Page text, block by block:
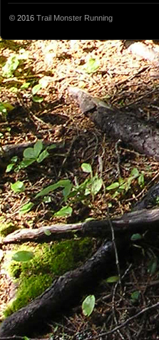
© 2016 Trail Monster Running